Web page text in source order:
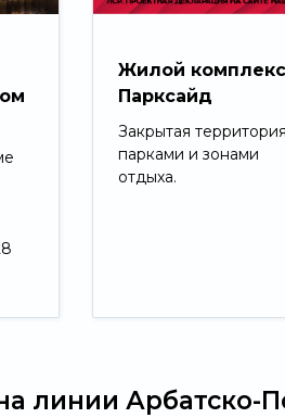
Жилой комплекс
Парксайд
Закрытая
парками и зонами
отдыха.
линии Арбатско-